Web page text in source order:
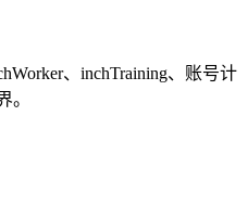
、inchTraining、账号计
。